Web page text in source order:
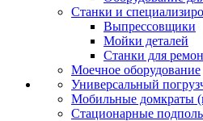
Станки и
Выпрессовщики
Мойки деталей
Станки для
Моечное оборудование
Универсальный
Мобильные домкраты
Стационарные